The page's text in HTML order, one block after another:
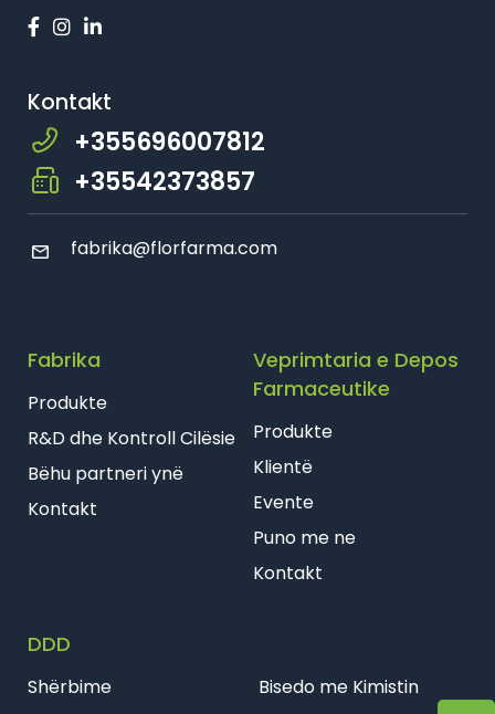
Kontakt
+355696007812
+35542373857
fabrika@florfarma.com
Fabrika
Produkte
R&D dhe Kontroll Cilësie
Bëhu partneri ynë
Kontakt
Veprimtaria e Depos
Farmaceutike
Produkte
Klientë
Evente
Puno me ne
Kontakt
DDD
Shërbime
Bisedo me Kimistin